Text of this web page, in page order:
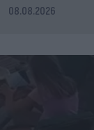
08.08.2026